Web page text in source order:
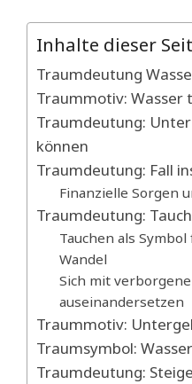
Inhalte dieser
Traumdeutung
Traummotiv: Wasser
Traumdeutung:
können
Traumdeutung: Fall
Finanzielle Sorgen
Traumdeutung:
Tauchen als
Wandel
Sich mit
auseinandersetzen
Traummotiv:
Traumsymbol:
Traumdeutung: